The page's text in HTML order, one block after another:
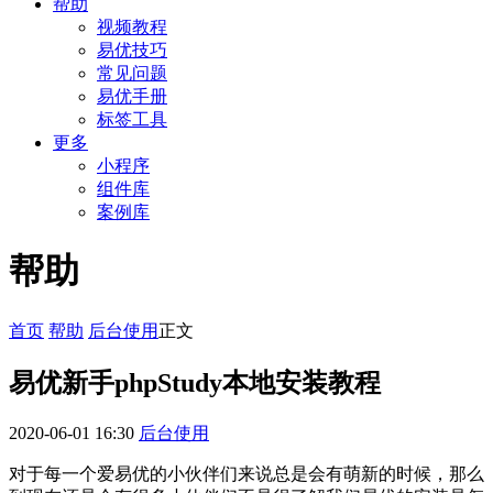
帮助
视频教程
易优技巧
常见问题
易优手册
标签工具
更多
小程序
组件库
案例库
帮助
首页 帮助 后台使用 正文
易优新手phpStudy本地安装教程
2020-06-01 16:30 后台使用
对于每一个爱易优的小伙伴们来说总是会有萌新的时候，那么